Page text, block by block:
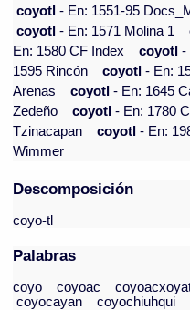
coyotl- En: 1551-95
coyotl- En: 1571 Molina 1
En: 1580 CF Index
coyotl-
1595 Rincón
coyotl- En:
Arenas
coyotl- En: 1645
Zedeño
coyotl- En: 1780
Tzinacapan
coyotl- En:
Wimmer
Descomposición
coyo-tl
Palabras
coyo coyoac
coyocayan
coyochiuhqui